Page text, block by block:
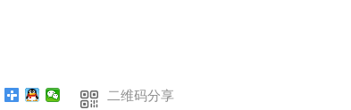
二维码分享